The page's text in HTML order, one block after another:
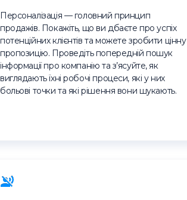
Персоналізація — головний принцип
продажів. Покажіть, що ви дбаєте про успіх
потенційних клієнтів та можете зробити цінну
пропозицію. Проведіть попередній пошук
інформації про компанію та з’ясуйте, як
виглядають їхні робочі процеси, які у них
больові точки та які рішення вони шукають.